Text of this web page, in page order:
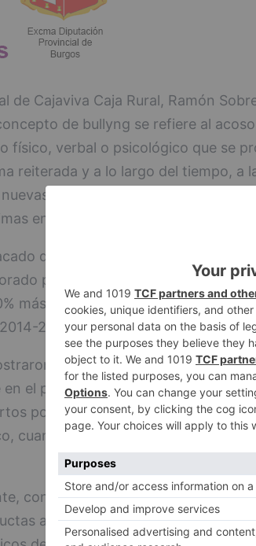
de Cajaviva Caja Rural, Ramón
de bullyng se refiere al
físico, verbal o psicológico que se
reiterada y a lo largo del tiempo, a
tecnologías esta práctica se
en lo que se conoce como
que según un informe sobre la
por la Dirección Provincial de
más de conflictos en el aula en
2015.
conductas inadecuadas en
en el período 2013-14. Se han
por "bullying", de los que,
cuando en el período 2013-14 solo
conocer, prevenir y revertir las
agresivas de algunos